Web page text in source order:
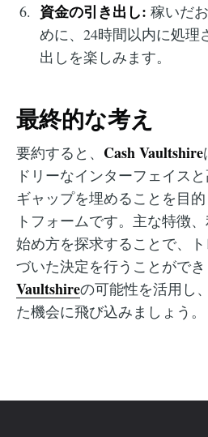
資金の引き出し: 稼いだ
めに、24時間以内に処理
出しを楽しみます。
最終的な考え
要約すると、 Cash Vaultshire
ドリーなインターフェイス
ギャップを埋めることを目
トフォームです。主な特徴
始め方を探求することで、
づいた決定を行うことができ
Vaultshireの可能性を活用し
た機会に飛び込みましょう。